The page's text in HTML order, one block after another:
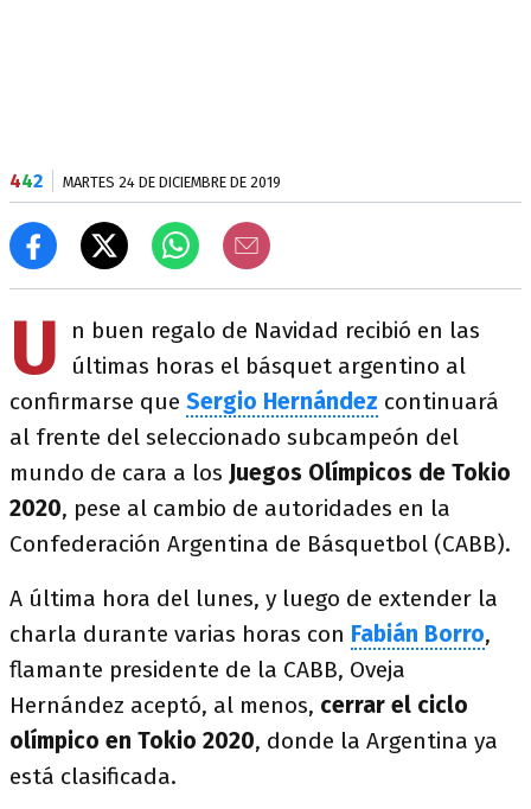
442 MARTES 24 DE DICIEMBRE DE 2019
U
n buen regalo de Navidad recibió en las
últimas horas el básquet argentino al
confirmarse que Sergio Hernández continuará
al frente del seleccionado subcampeón del
mundo de cara a los Juegos Olímpicos de Tokio
2020, pese al cambio de autoridades en la
Confederación Argentina de Básquetbol (CABB).
A última hora del lunes, y luego de extender la
charla durante varias horas con Fabián Borro,
flamante presidente de la CABB, Oveja
Hernández aceptó, al menos, cerrar el ciclo
olímpico en Tokio 2020, donde la Argentina ya
está clasificada.